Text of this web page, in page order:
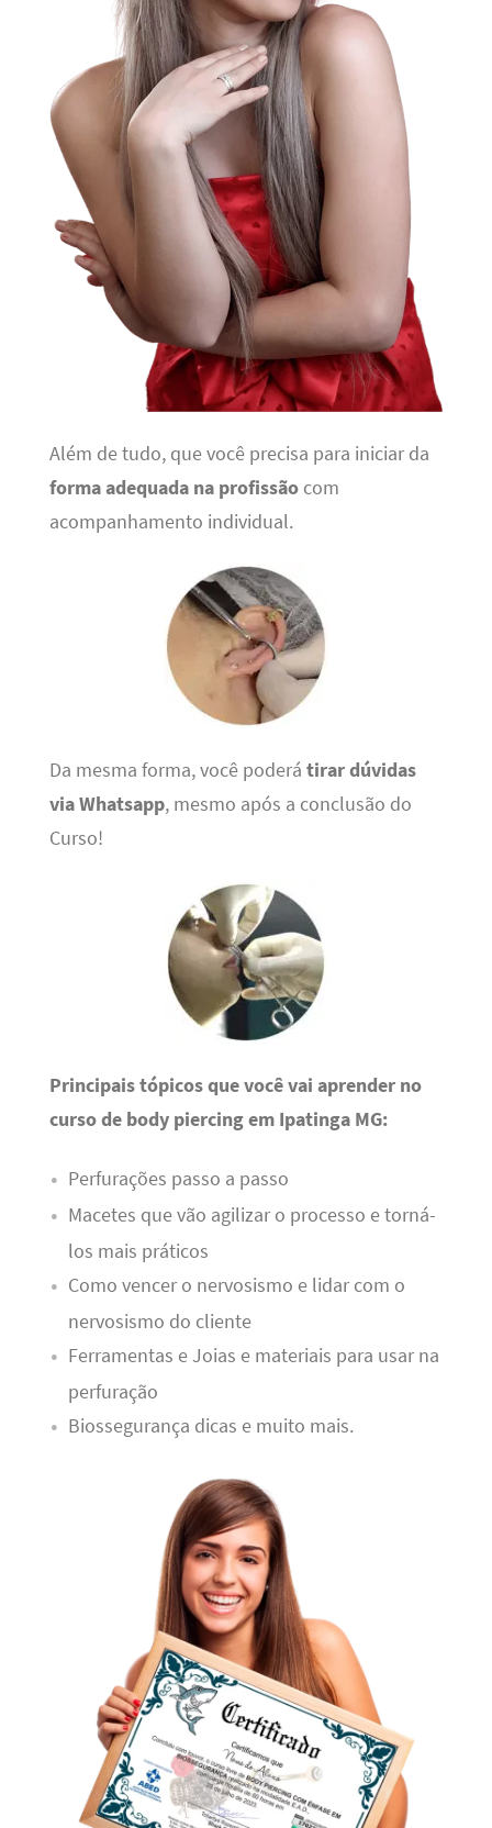
Além de tudo, que você precisa para iniciar da
forma adequada na profissãocom
acompanhamento individual.
Da mesma forma, você poderá tirar dúvidas
via Whatsapp, mesmo após a conclusão do
Curso!
Principais tópicos que você vai aprender no
curso de body piercing em Ipatinga MG:
Perfurações passo a passo
Macetes que vão agilizar o processo e torná-
los mais práticos
Como vencer o nervosismo e lidar com o
nervosismo do cliente
Ferramentas e Joias e materiais para usar na
perfuração
Biossegurança dicas e muito mais.